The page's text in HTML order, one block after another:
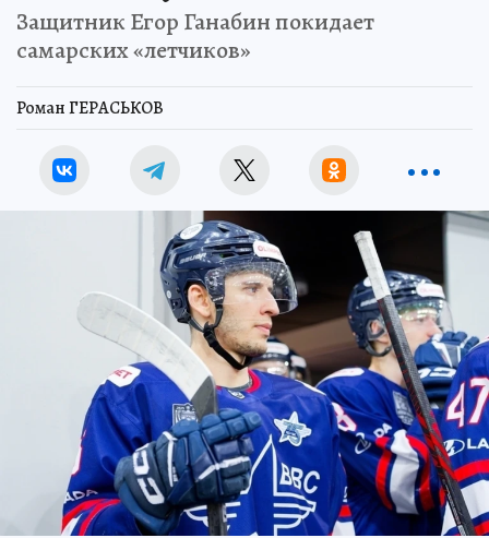
Защитник Егор Ганабин покидает
самарских «летчиков»
Роман ГЕРАСЬКОВ